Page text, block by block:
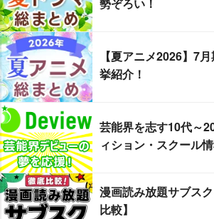
勢ぞろい！
【夏アニメ2026】7
挙紹介！
芸能界を志す10代～
ィション・スクール
漫画読み放題サブス
比較】